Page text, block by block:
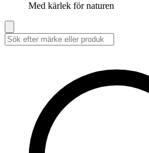
Med kärlek för naturen